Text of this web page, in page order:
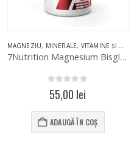
MAGNEZIU, MINERALE, VITAMINE ȘI MINERALE
7Nutrition Magnesium Bisglycinate 120 Vege Caps
0out of 5
55,00 lei
ADAUGĂ ÎN COȘ